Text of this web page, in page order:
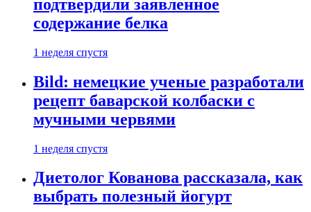
подтвердили заявленное
содержание белка
1 неделя спустя
Bild: немецкие ученые разработали
рецепт баварской колбаски с
мучными червями
1 неделя спустя
Диетолог Кованова рассказала, как
выбрать полезный йогурт